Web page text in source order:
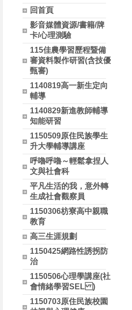
回首頁
影音媒體資源/書籍/牌
卡/心理測驗
115佳農學習歷程暨備
審資料製作研習(含技優
甄審)
1140819高一新生定向
輔導
1140829新進教師輔導
知能研習
1150509原住民族學生
升大學輔導講座
呼嚕呼嚕～輕鬆拿捏人
文與社會科
平凡生活的我，意外轉
生成社會觀察員
1150306枋寮高中親職
教育
高三生涯規劃
1150425網路性誘拐防
治
1150506心理學講座(社
會情緒學習SEL )
1150703原住民族校園